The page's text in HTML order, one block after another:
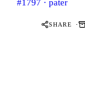
#1797 · pater
SHARE ·